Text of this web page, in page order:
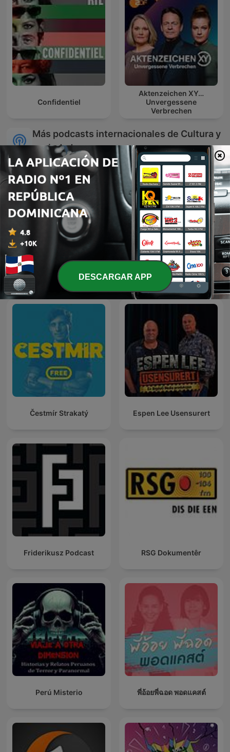
Confidentiel
Aktenzeichen XY…
Unvergessene
Verbrechen
Más podcasts internacionales de Cultura y
sociedad
Barangay Love Stories Suria Cinta
Čestmír Strakatý Espen Lee Usensurert
Friderikusz Podcast RSG Dokumentêr
Perú Misterio พี่อ้อยพี่ฉอด พอดแคสต์
DESCARGAR APP